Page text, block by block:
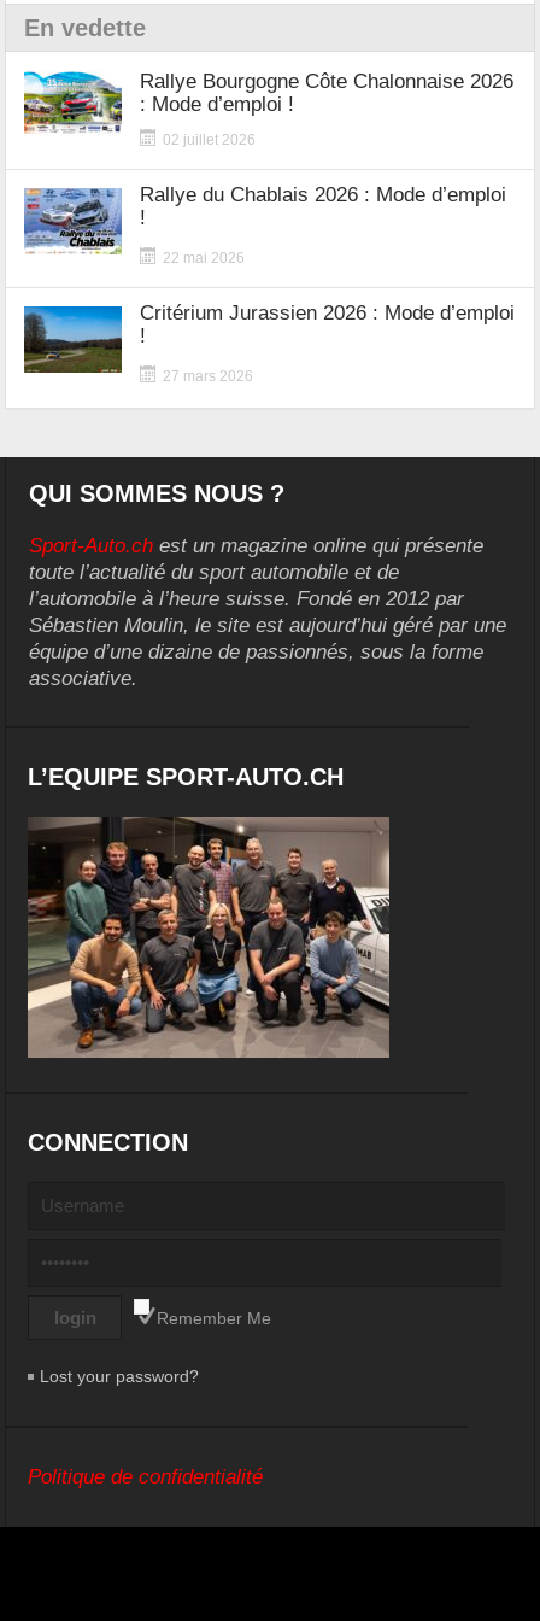
En vedette
Rallye Bourgogne Côte Chalonnaise 2026
: Mode d’emploi !
02 juillet 2026
Rallye du Chablais 2026 : Mode d’emploi
!
22 mai 2026
Critérium Jurassien 2026 : Mode d’emploi
!
27 mars 2026
QUI SOMMES NOUS ?
Sport-Auto.ch est un magazine online qui présente
toute l’actualité du sport automobile et de
l’automobile à l’heure suisse. Fondé en 2012 par
Sébastien Moulin, le site est aujourd’hui géré par une
équipe d’une dizaine de passionnés, sous la forme
associative.
L’EQUIPE SPORT-AUTO.CH
CONNECTION
Remember Me
Lost your password?
Politique de confidentialité